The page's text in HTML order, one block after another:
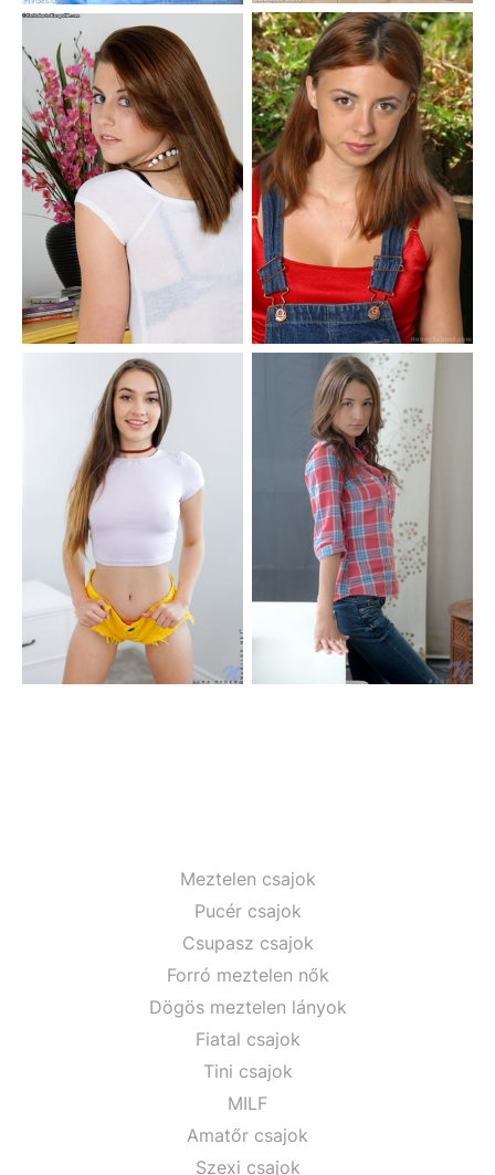
Meztelen csajok
Pucér csajok
Csupasz csajok
Forró meztelen nők
Dögös meztelen lányok
Fiatal csajok
Tini csajok
MILF
Amatőr csajok
Szexi csajok